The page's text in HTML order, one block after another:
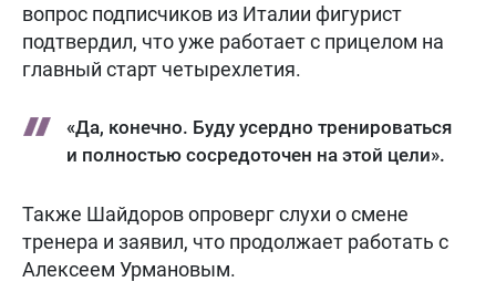
вопрос подписчиков из Италии фигурист
подтвердил, что уже работает с прицелом на
главный старт четырехлетия.
«Да, конечно. Буду усердно тренироваться
и полностью сосредоточен на этой цели».
Также Шайдоров опроверг слухи о смене
тренера и заявил, что продолжает работать с
Алексеем Урмановым.